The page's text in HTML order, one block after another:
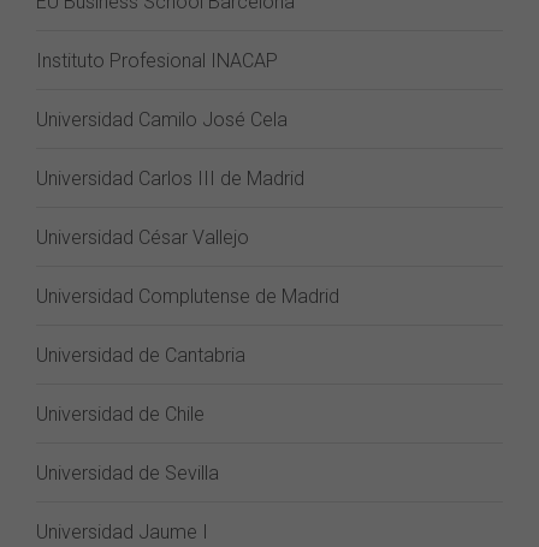
Instituto Profesional INACAP
Universidad Camilo José Cela
Universidad Carlos III de Madrid
Universidad César Vallejo
Universidad Complutense de Madrid
Universidad de Cantabria
Universidad de Chile
Universidad de Sevilla
Universidad Jaume I